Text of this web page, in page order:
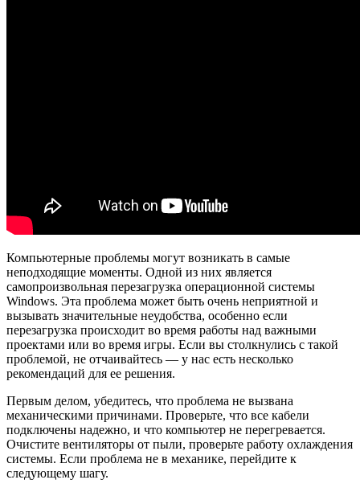
Компьютерные проблемы могут возникать в самые
неподходящие моменты. Одной из них является
самопроизвольная перезагрузка операционной системы
Windows. Эта проблема может быть очень неприятной и
вызывать значительные неудобства, особенно если
перезагрузка происходит во время работы над важными
проектами или во время игры. Если вы столкнулись с такой
проблемой, не отчаивайтесь — у нас есть несколько
рекомендаций для ее решения.
Первым делом, убедитесь, что проблема не вызвана
механическими причинами. Проверьте, что все кабели
подключены надежно, и что компьютер не перегревается.
Очистите вентиляторы от пыли, проверьте работу охлаждения
системы. Если проблема не в механике, перейдите к
следующему шагу.